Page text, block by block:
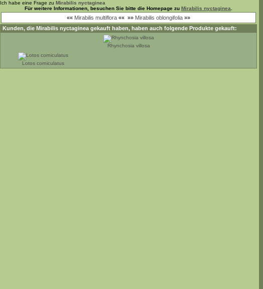
Ich habe eine Frage zu Mirabilis nyctaginea
Für weitere Informationen, besuchen Sie bitte die Homepage zu Mirabilis nyctaginea
«« Mirabilis multiflora «« »» Mirabilis oblongifolia »»
Kunden, die Mirabilis nyctaginea gekauft haben, haben auch folgende Produkte gekauft:
Rhynchosia villosa
Lotos corniculatus